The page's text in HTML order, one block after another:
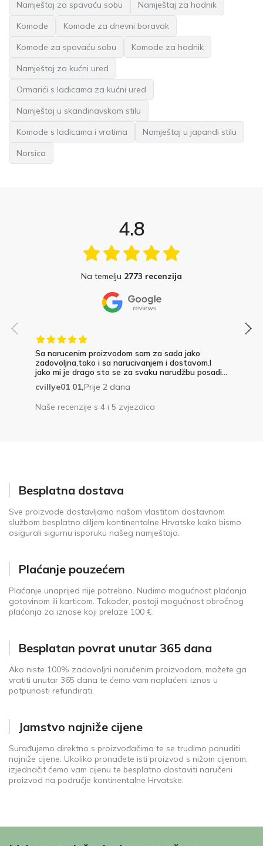
Namještaj za spavaću sobu
Namještaj za hodnik
Komode
Komode za dnevni boravak
Komode za spavaću sobu
Komode za hodnik
Namještaj za kućni ured
Ormarići s ladicama za kućni ured
Namještaj u skandinavskom stilu
Komode s ladicama i vratima
Namještaj u japandi stilu
Norsica
4.8
Na temelju 2773 recenzija
Sa narucenim proizvodom sam za sada jako
zadovoljna,tako i sa narucivanjem i dostavom.I
jako mi je drago sto se za svaku narudžbu posadi...
cvillye01 01,Prije 2 dana
Naše recenzije s 4 i 5 zvjezdica
Besplatna dostava
Sve proizvode dostavljamo našom vlastitom dostavnom
službom besplatno diljem kontinentalne Hrvatske kako bismo
osigurali sigurnu isporuku našeg namještaja.
Plaćanje pouzećem
Plaćanje unaprijed nije potrebno. Nudimo mogućnost plaćanja
gotovinom ili karticom. Također, postoji mogućnost obročnog
plaćanja za iznose koji prelaze 100 €.
Besplatan povrat unutar 365 dana
Ako niste 100% zadovoljni naručenim proizvodom, možete ga
vratiti unutar 365 dana te ćemo vam naplaćeni iznos u
potpunosti refundirati.
Jamstvo najniže cijene
Surađujemo direktno s proizvođačima te se trudimo ponuditi
najniže cijene. Ukoliko pronađete isti proizvod s nižom cijenom,
izjednačit ćemo vam cijenu te besplatno dostaviti naručeni
proizvod na područje kontinentalne Hrvatske.